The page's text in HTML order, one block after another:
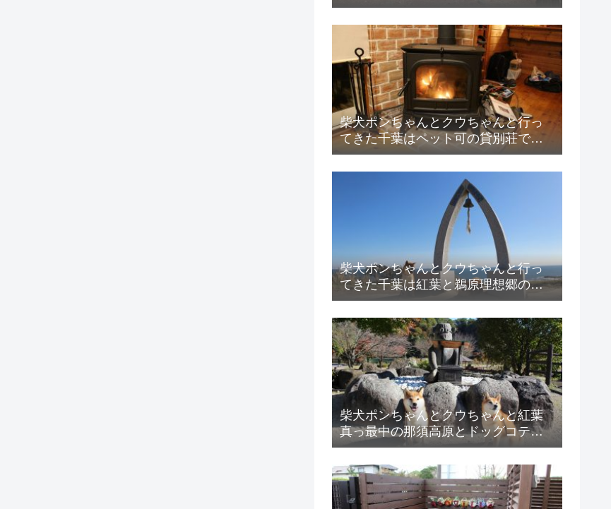
姓蕎麦の紹介！
柴犬ポンちゃんとクウちゃんと行っ
てきた千葉はペット可の貸別荘での
BBQ紹介！
柴犬ポンちゃんとクウちゃんと行っ
てきた千葉は紅葉と鵜原理想郷の紹
介！
柴犬ポンちゃんとクウちゃんと紅葉
真っ最中の那須高原とドッグコテー
ジハートヒルズの紹介！